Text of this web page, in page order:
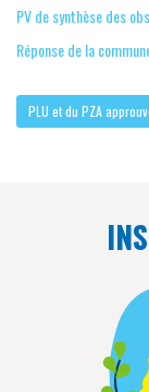
PV de synthèse des
Réponse de la
PLU et du PZA